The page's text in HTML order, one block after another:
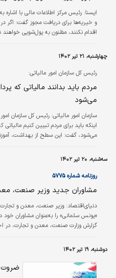
ایسنا: رئیس مرکز اطلاعات مالی با
و خیریه‌ها برای دریافت مجوز گفت: اگر
اقدام نکنند، مظنون به پول‌شویی
چهارشنبه، ۲۱ تیر ۱۴۰۲
رئیس کل سازمان امور مالیاتی:
مردم باید بدانند مالیاتی که
می‌شود
سازمان امور مالیاتی: رئیس کل سازمان
اینکه باید برای مردم تبیین کنیم
می‌شود، گفت: این سطح از بهداشت،
سه‌شنبه، ۲۰ تیر ۱۴۰۲
روزنامه شماره ۵۷۷۵
مشاوران جدید وزیر صنعت،
دنیای‌اقتصاد: وزیر صنعت، معدن و
«یونس سلمانی» را به‌‌‌عنوان مشاوران
گزارش وزارت صنعت، معدن و تجارت، در
جنابعالی، به‌‌‌موجب این حکم به سمت
همچون گذشته با همکاری همه بخش‌‌‌های
سایر سازمان‌های حاکمیتی دولتی و
دوشنبه، ۱۹ تیر ۱۴۰۲
ضروت